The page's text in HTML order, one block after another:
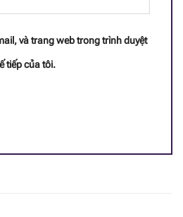
18 mcg
và trang web trong trình duyệt
tiếp của tôi.